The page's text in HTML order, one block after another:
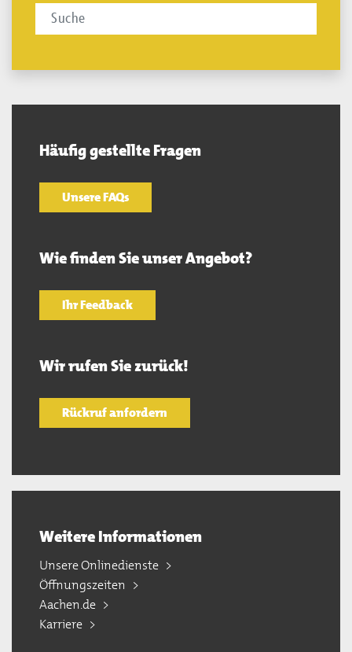
Häufig gestellte Fragen
Unsere FAQs
Wie finden Sie unser Angebot?
Ihr Feedback
Wir rufen Sie zurück!
Rückruf anfordern
Weitere Informationen
Unsere Onlinedienste
Öffnungszeiten
Aachen.de
Karriere